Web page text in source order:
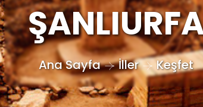
Ana Sayfa İller Keşfet